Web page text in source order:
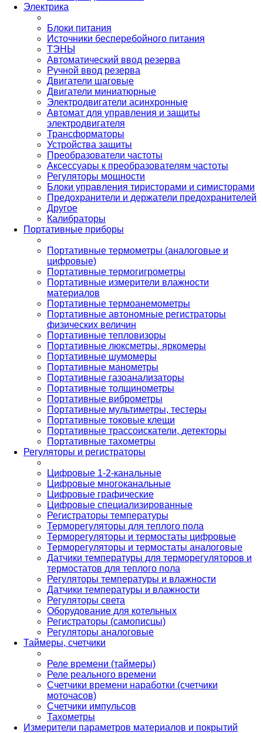
Электрика
Блоки питания
Источники бесперебойного питания
ТЭНЫ
Автоматический ввод резерва
Ручной ввод резерва
Двигатели шаговые
Двигатели миниатюрные
Электродвигатели асинхронные
Автомат для управления и защиты
электродвигателя
Трансформаторы
Устройства защиты
Преобразователи частоты
Аксессуары к преобразователям частоты
Регуляторы мощности
Блоки управления тиристорами и симисторами
Предохранители и держатели предохранителей
Другое
Калибраторы
Портативные приборы
Портативные термометры (аналоговые и
цифровые)
Портативные термогигрометры
Портативные измерители влажности
материалов
Портативные термоанемометры
Портативные автономные регистраторы
физических величин
Портативные тепловизоры
Портативные люксметры, яркомеры
Портативные шумомеры
Портативные манометры
Портативные газоанализаторы
Портативные толщинометры
Портативные виброметры
Портативные мультиметры, тестеры
Портативные токовые клещи
Портативные трассоискатели, детекторы
Портативные тахометры
Регуляторы и регистраторы
Цифровые 1-2-канальные
Цифровые многоканальные
Цифровые графические
Цифровые специализированные
Регистраторы температуры
Терморегуляторы для теплого пола
Терморегуляторы и термостаты цифровые
Терморегуляторы и термостаты аналоговые
Датчики температуры для терморегуляторов и
термостатов для теплого пола
Регуляторы температуры и влажности
Датчики температуры и влажности
Регуляторы света
Оборудование для котельных
Регистраторы (самописцы)
Регуляторы аналоговые
Таймеры, счетчики
Реле времени (таймеры)
Реле реального времени
Счетчики времени наработки (счетчики
моточасов)
Счетчики импульсов
Тахометры
Измерители параметров материалов и покрытий